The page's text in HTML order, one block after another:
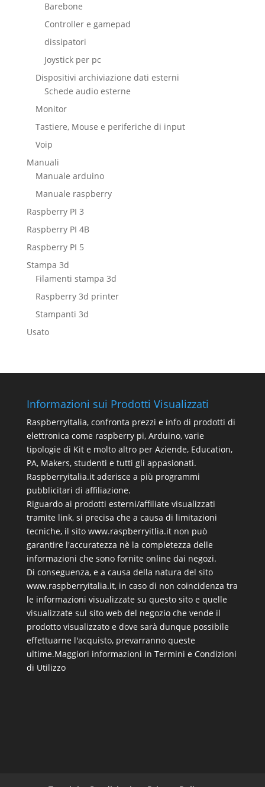
Barebone
Controller e gamepad
dissipatori
Joystick per pc
Dispositivi archiviazione dati esterni
Schede audio esterne
Monitor
Tastiere, Mouse e periferiche di input
Voip
Manuali
Manuale arduino
Manuale raspberry
Raspberry PI 3
Raspberry PI 4B
Raspberry PI 5
Stampa 3d
Filamenti stampa 3d
Raspberry 3d printer
Stampanti 3d
Usato
Informazioni sui Prodotti Visualizzati
RaspberryItalia, confronta prezzi e info di prodotti di
elettronica come raspberry pi, Arduino, varie
tipologie di Kit e molto altro per Aziende, Education,
PA, Makers, studenti e tutti gli appasionati.
Raspberryitalia.it aderisce a più programmi
pubblicitari di affiliazione.
Riguardo ai prodotti esterni/affiliate visualizzati
tramite link, si precisa che a causa di limitazioni
tecniche, il sito www.raspberryitlia.it non può
garantire l'accuratezza nè la completezza delle
informazioni che sono fornite online dai negozi.
Di conseguenza, e a causa della natura del sito
www.raspberryitalia.it, in caso di non coincidenza tra
le informazioni visualizzate su questo sito e quelle
visualizzate sul sito web del negozio che vende il
prodotto visualizzato e dove sarà dunque possibile
effettuarne l'acquisto, prevarranno queste
ultime.Maggiori informazioni in Termini e Condizioni
di Utilizzo